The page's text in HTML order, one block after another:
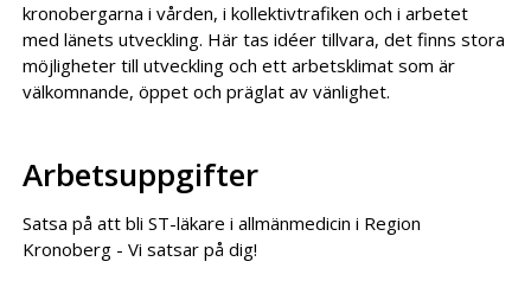
kronobergarna i vården, i kollektivtrafiken och i arbetet
med länets utveckling. Här tas idéer tillvara, det finns stora
möjligheter till utveckling och ett arbetsklimat som är
välkomnande, öppet och präglat av vänlighet.
Arbetsuppgifter
Satsa på att bli ST-läkare i allmänmedicin i Region
Kronoberg - Vi satsar på dig!